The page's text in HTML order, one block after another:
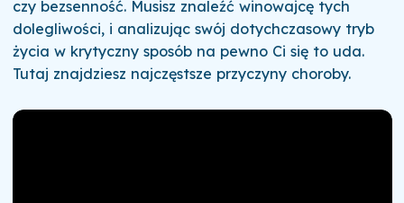
czy bezsenność. Musisz znaleźć winowajcę tych
dolegliwości, i analizując swój dotychczasowy tryb
życia w krytyczny sposób na pewno Ci się to uda.
Tutaj znajdziesz najczęstsze przyczyny choroby.